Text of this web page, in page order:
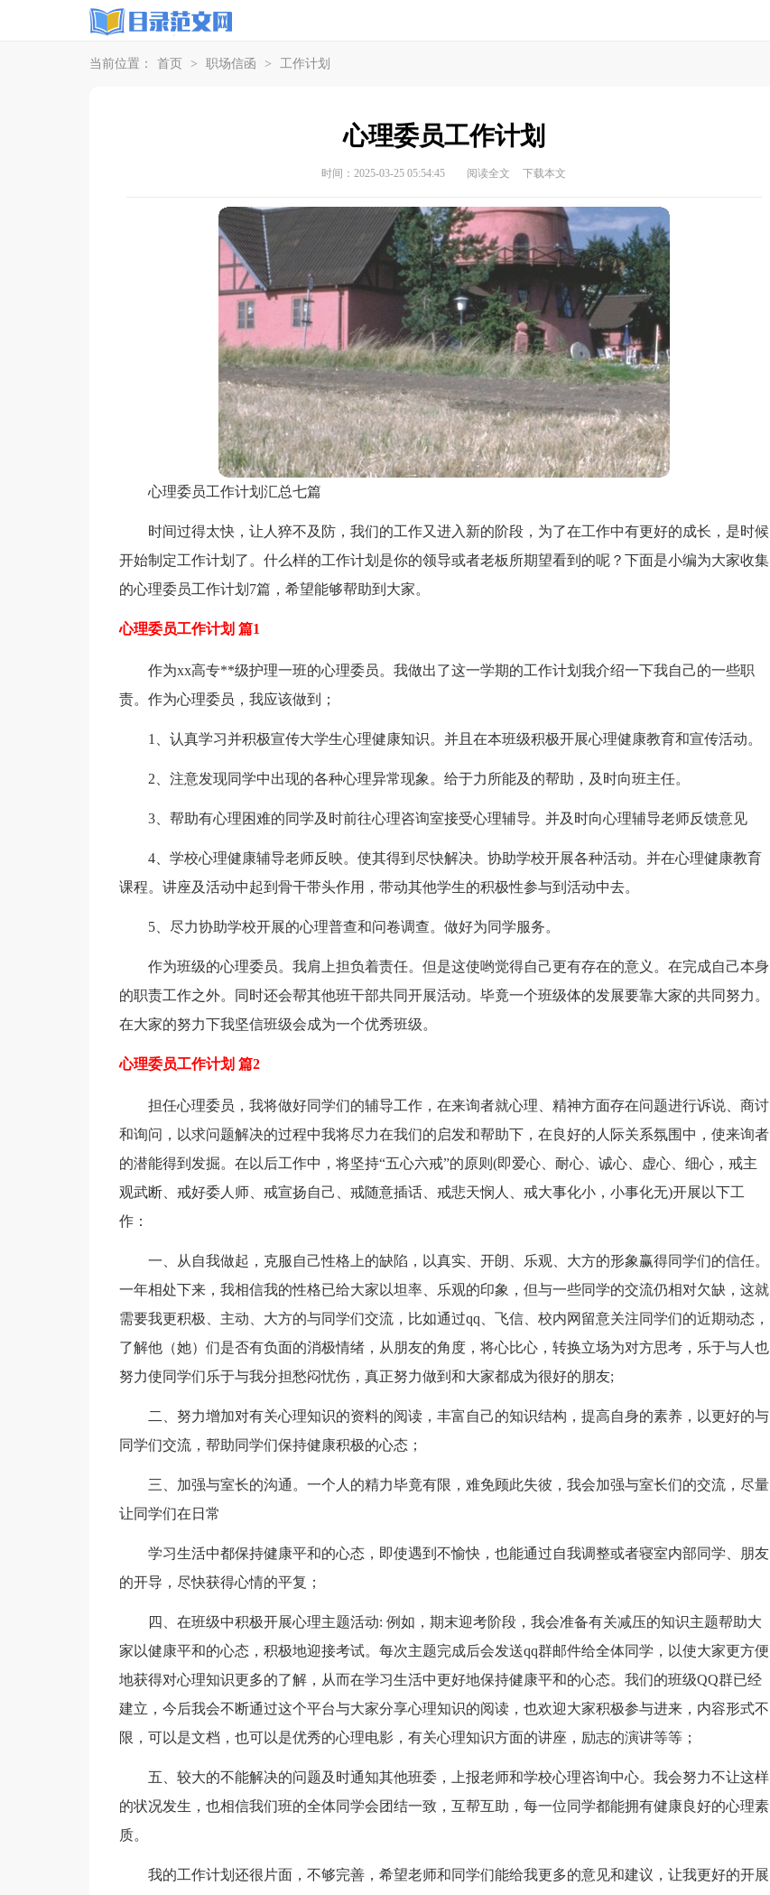
当前位置： 首页 > 职场信函 > 工作计划
心理委员工作计划
时间：2025-03-25 05:54:45 阅读全文 下载本文
心理委员工作计划汇总七篇
时间过得太快，让人猝不及防，我们的工作又进入新的阶段，为了在工作中有更好的成长，是时候
开始制定工作计划了。什么样的工作计划是你的领导或者老板所期望看到的呢？下面是小编为大家收集
的心理委员工作计划7篇，希望能够帮助到大家。
心理委员工作计划 篇1
作为xx高专**级护理一班的心理委员。我做出了这一学期的工作计划我介绍一下我自己的一些职
责。作为心理委员，我应该做到；
1、认真学习并积极宣传大学生心理健康知识。并且在本班级积极开展心理健康教育和宣传活动。
2、注意发现同学中出现的各种心理异常现象。给于力所能及的帮助，及时向班主任。
3、帮助有心理困难的同学及时前往心理咨询室接受心理辅导。并及时向心理辅导老师反馈意见
4、学校心理健康辅导老师反映。使其得到尽快解决。协助学校开展各种活动。并在心理健康教育
课程。讲座及活动中起到骨干带头作用，带动其他学生的积极性参与到活动中去。
5、尽力协助学校开展的心理普查和问卷调查。做好为同学服务。
作为班级的心理委员。我肩上担负着责任。但是这使哟觉得自己更有存在的意义。在完成自己本身
的职责工作之外。同时还会帮其他班干部共同开展活动。毕竟一个班级体的发展要靠大家的共同努力。
在大家的努力下我坚信班级会成为一个优秀班级。
心理委员工作计划 篇2
担任心理委员，我将做好同学们的辅导工作，在来询者就心理、精神方面存在问题进行诉说、商讨
和询问，以求问题解决的过程中我将尽力在我们的启发和帮助下，在良好的人际关系氛围中，使来询者
的潜能得到发掘。在以后工作中，将坚持“五心六戒”的原则(即爱心、耐心、诚心、虚心、细心，戒主
观武断、戒好委人师、戒宣扬自己、戒随意插话、戒悲天悯人、戒大事化小，小事化无)开展以下工
作：
一、从自我做起，克服自己性格上的缺陷，以真实、开朗、乐观、大方的形象赢得同学们的信任。
一年相处下来，我相信我的性格已给大家以坦率、乐观的印象，但与一些同学的交流仍相对欠缺，这就
需要我更积极、主动、大方的与同学们交流，比如通过qq、飞信、校内网留意关注同学们的近期动态，
了解他（她）们是否有负面的消极情绪，从朋友的角度，将心比心，转换立场为对方思考，乐于与人也
努力使同学们乐于与我分担愁闷忧伤，真正努力做到和大家都成为很好的朋友;
二、努力增加对有关心理知识的资料的阅读，丰富自己的知识结构，提高自身的素养，以更好的与
同学们交流，帮助同学们保持健康积极的心态；
三、加强与室长的沟通。一个人的精力毕竟有限，难免顾此失彼，我会加强与室长们的交流，尽量
让同学们在日常
学习生活中都保持健康平和的心态，即使遇到不愉快，也能通过自我调整或者寝室内部同学、朋友
的开导，尽快获得心情的平复；
四、在班级中积极开展心理主题活动: 例如，期末迎考阶段，我会准备有关减压的知识主题帮助大
家以健康平和的心态，积极地迎接考试。每次主题完成后会发送qq群邮件给全体同学，以使大家更方便
地获得对心理知识更多的了解，从而在学习生活中更好地保持健康平和的心态。我们的班级QQ群已经
建立，今后我会不断通过这个平台与大家分享心理知识的阅读，也欢迎大家积极参与进来，内容形式不
限，可以是文档，也可以是优秀的心理电影，有关心理知识方面的讲座，励志的演讲等等；
五、较大的不能解决的问题及时通知其他班委，上报老师和学校心理咨询中心。我会努力不让这样
的状况发生，也相信我们班的全体同学会团结一致，互帮互助，每一位同学都能拥有健康良好的心理素
质。
我的工作计划还很片面，不够完善，希望老师和同学们能给我更多的意见和建议，让我更好的开展